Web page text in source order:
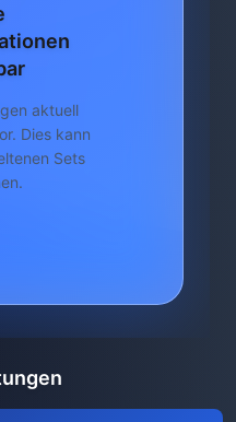
aktuell
Dies kann
Sets